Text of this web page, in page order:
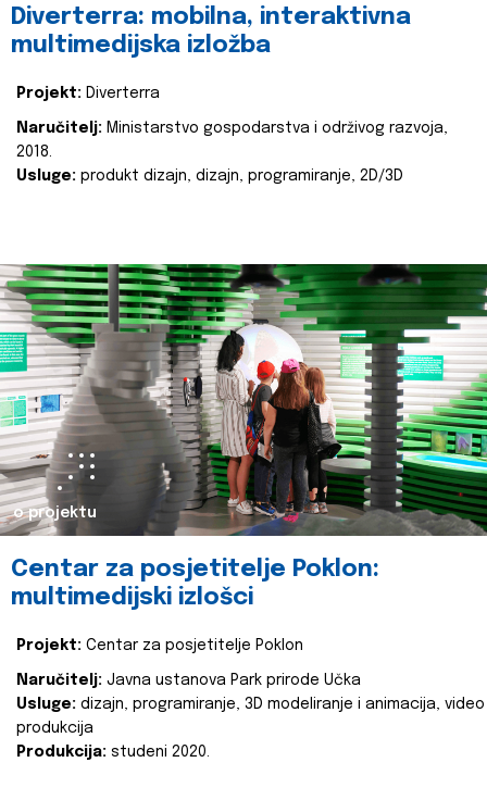
Diverterra: mobilna, interaktivna
multimedijska izložba
Projekt: Diverterra
Naručitelj: Ministarstvo gospodarstva i održivog razvoja,
2018.
Usluge: produkt dizajn, dizajn, programiranje, 2D/3D
o projektu
Centar za posjetitelje Poklon:
multimedijski izlošci
Projekt: Centar za posjetitelje Poklon
Naručitelj: Javna ustanova Park prirode Učka
Usluge: dizajn, programiranje, 3D modeliranje i animacija, video
produkcija
Produkcija: studeni 2020.